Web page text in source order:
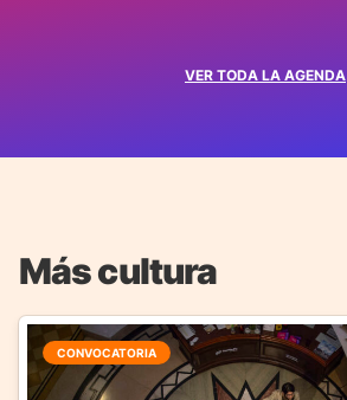
VER TODA LA AGENDA
Más cultura
CONVOCATORIA